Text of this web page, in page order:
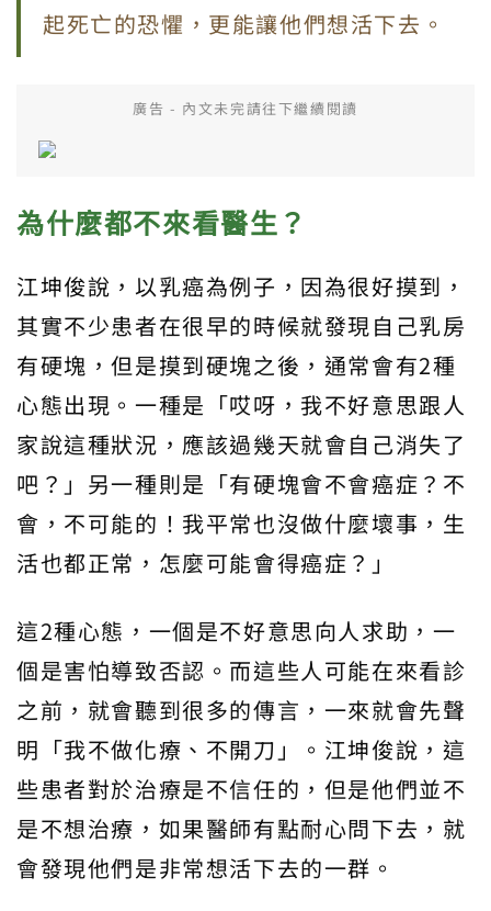
起死亡的恐懼，更能讓他們想活下去。
廣告 - 內文未完請往下繼續閱讀
為什麼都不來看醫生？
江坤俊說，以乳癌為例子，因為很好摸到，
其實不少患者在很早的時候就發現自己乳房
有硬塊，但是摸到硬塊之後，通常會有2種
心態出現。一種是「哎呀，我不好意思跟人
家說這種狀況，應該過幾天就會自己消失了
吧？」另一種則是「有硬塊會不會癌症？不
會，不可能的！我平常也沒做什麼壞事，生
活也都正常，怎麼可能會得癌症？」
這2種心態，一個是不好意思向人求助，一
個是害怕導致否認。而這些人可能在來看診
之前，就會聽到很多的傳言，一來就會先聲
明「我不做化療、不開刀」。江坤俊說，這
些患者對於治療是不信任的，但是他們並不
是不想治療，如果醫師有點耐心問下去，就
會發現他們是非常想活下去的一群。